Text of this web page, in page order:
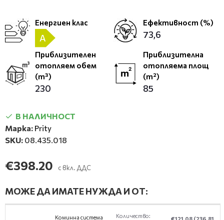
Енергиен клас
A
Ефективност (%)
73,6
Приблизителен
отопляем обем
(m³)
230
Приблизителна
отопляема площ
(m²)
85
В НАЛИЧНОСТ
Марка: Prity
SKU: 08.435.018
€398.20 с вкл. ДДС
МОЖЕ ДА ИМАТЕ НУЖДА И ОТ:
Коминна система
Количество: €121.08 (236.81